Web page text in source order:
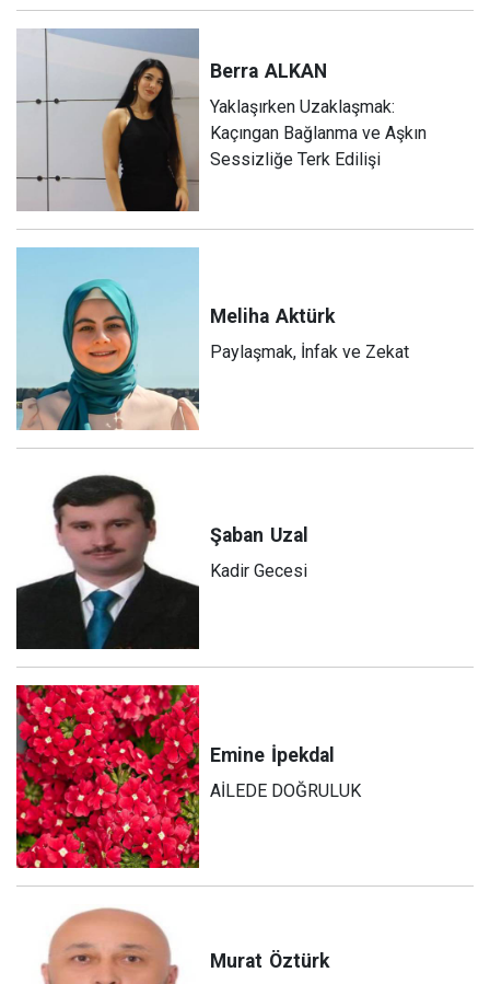
Berra ALKAN
Yaklaşırken Uzaklaşmak:
Kaçıngan Bağlanma ve Aşkın
Sessizliğe Terk Edilişi
Meliha Aktürk
Paylaşmak, İnfak ve Zekat
Şaban Uzal
Kadir Gecesi
Emine İpekdal
AİLEDE DOĞRULUK
Murat Öztürk